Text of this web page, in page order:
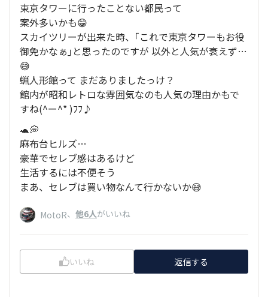
東京タワーに行ったことない都民って
案外多いかも😁
スカイツリーが出来た時、｢これで東京タワーもお役
御免かなぁ｣と思ったのですが 以外と人気が衰えず…
😅
蝋人形館って まだありましたっけ？
館内が昭和レトロな雰囲気なのも人気の理由かもで
すね(^ー^* )ﾌﾌ♪
🐢💭
麻布台ヒルズ…
豪華でセレブ感はあるけど
生活するには不便そう
まあ、セレブは買い物なんて行かないか😅
MotoR、 他6人がいいね
いいね 返信する